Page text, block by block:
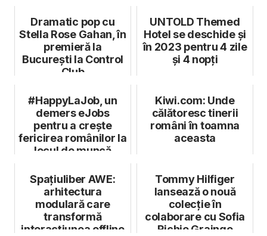
Dramatic pop cu
Stella Rose Gahan, în
premieră la
București la Control
Club
UNTOLD Themed
Hotel se deschide și
în 2023 pentru 4 zile
și 4 nopți
#HappyLaJob, un
demers eJobs
pentru a crește
fericirea românilor la
locul de muncă
Kiwi.com: Unde
călătoresc tinerii
români în toamna
aceasta
Spațiuliber AWE:
arhitectura
modulară care
transformă
interacțiunea offline
Tommy Hilfiger
lansează o nouă
colecție în
colaborare cu Sofia
Richie Grainge